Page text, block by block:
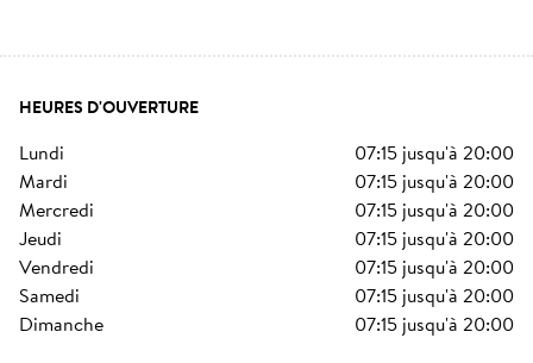
HEURES D'OUVERTURE
lundi 07:15 jusqu'à 20:00
mardi
07:15 jusqu'à 20:00
mercredi
07:15 jusqu'à 20:00
jeudi
07:15 jusqu'à 20:00
vendredi
07:15 jusqu'à 20:00
samedi
07:15 jusqu'à 20:00
dimanche
07:15 jusqu'à 20:00